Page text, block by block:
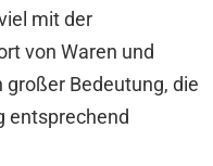
mit der
von Waren und
Bedeutung, die
entsprechend